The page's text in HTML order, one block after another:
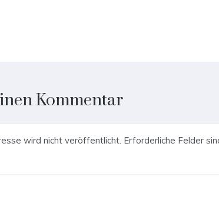
Kommentar
wird nicht veröffentlicht. Erforderliche Felder